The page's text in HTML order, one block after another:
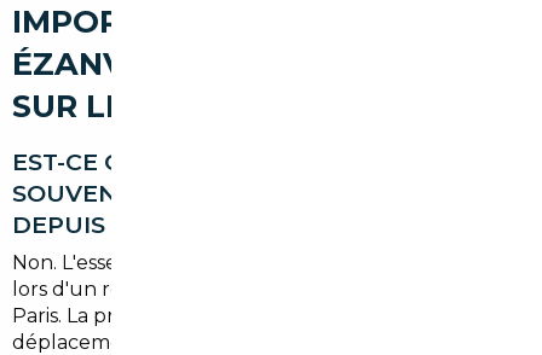
IMPORT DE VOITURE À
ÉZANVILLE : VOS QUESTIONS
SUR LE COURTAGE AUTO
EST-CE QUE JE DOIS ME DÉPLACER
SOUVENT POUR IMPORTER UNE VOITURE
DEPUIS ÉZANVILLE ?
Non. L'essentiel des démarches se fait à distance ou
lors d'un rendez-vous unique à notre agence de
Paris. La proximité d'Ézanville avec la capitale rend ce
déplacement facile si vous souhaitez nous